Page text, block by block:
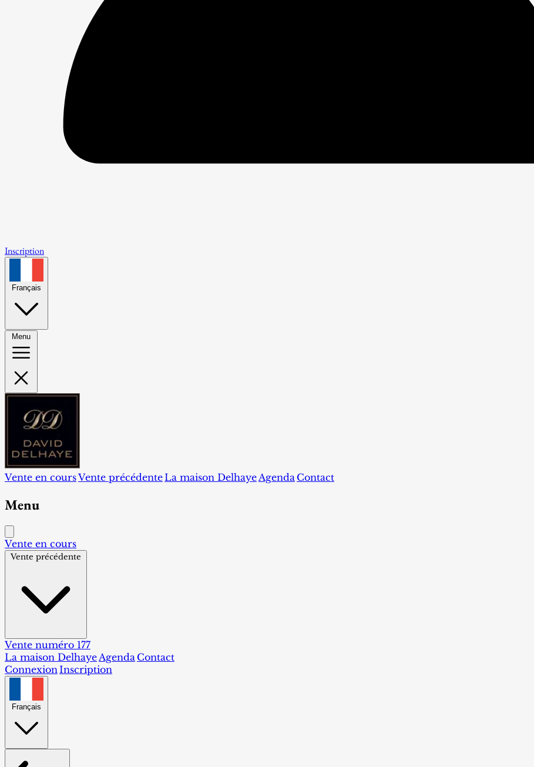
Inscription
Français
Menu
Vente en coursVente précédente La maison Delhaye Agenda Contact
Menu
Vente en cours
Vente précédente
Vente numéro 177
La maison DelhayeAgenda Contact
ConnexionInscription
Français